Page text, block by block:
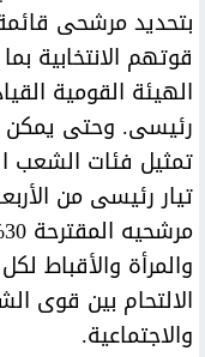
بتحديد مرشحى
قوتهم الانتخابية
الهيئة القومية
رئيسى. وحتى يمكن
تمثيل فئات الشعب
تيار رئيسى من
الالتحام بين قوى
والاجتماعية.